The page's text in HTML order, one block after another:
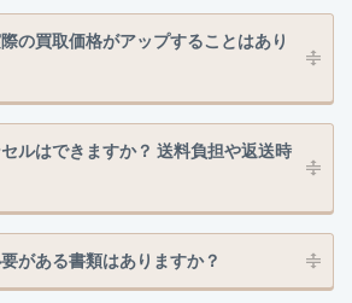
の買取価格がアップすることはあり
ルはできますか？ 送料負担や返送時
がある書類はありますか？